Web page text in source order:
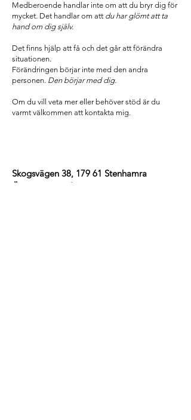
Medberoende handlar inte om att du bryr dig för
mycket. Det handlar om att du har glömt att ta
hand om dig själv.
Det finns hjälp att få och det går att förändra
situationen.
Förändringen börjar inte med den andra
personen. Den börjar med dig.
Om du vill veta mer eller behöver stöd är du
varmt välkommen att kontakta mig.
Skogsvägen 38, 179 61 Stenhamra
Öppettider: Mån - Sön 11-17